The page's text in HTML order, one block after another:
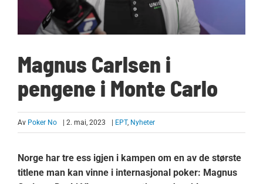
Magnus Carlsen i
pengene i Monte Carlo
Av Poker No | 2. mai, 2023 | EPT, Nyheter
Norge har tre ess igjen i kampen om en av de største
titlene man kan vinne i internasjonal poker: Magnus